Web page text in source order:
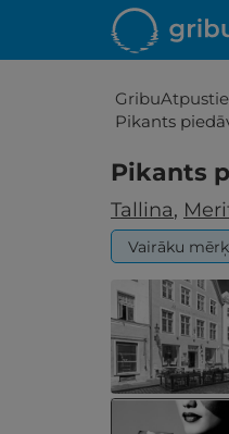
Pikants
Pikants
Tallina,
Vairāku